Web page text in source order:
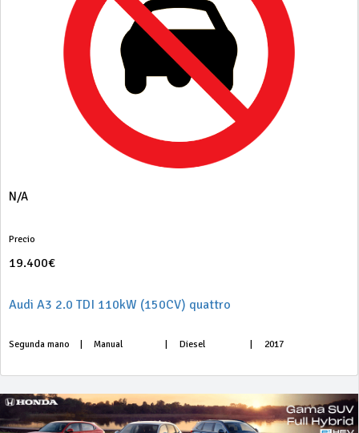
N/A
Precio
19.400€
Audi A3 2.0 TDI 110kW (150CV) quattro
Segunda mano Manual Diesel 2017